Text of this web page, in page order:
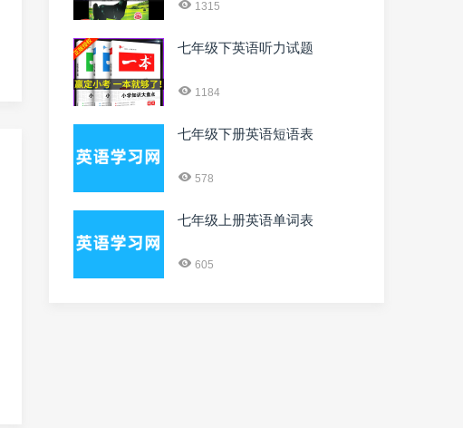
1315
七年级下英语听力试题
1184
七年级下册英语短语表
578
七年级上册英语单词表
605